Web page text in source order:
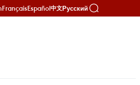
FrançaisEspañol中文Русский